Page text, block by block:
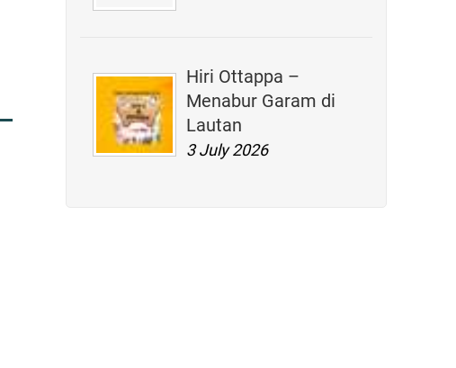
Hiri Ottappa –
Menabur Garam di
Lautan
3 July 2026